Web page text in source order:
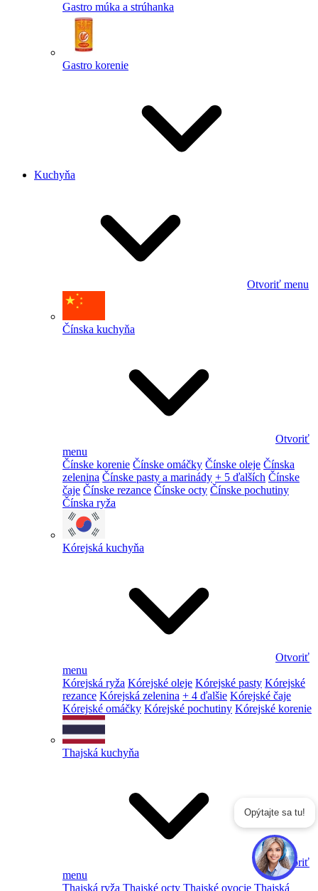
Gastro múka a strúhanka
Gastro korenie
Kuchyňa
Otvoriť menu
Čínska kuchyňa
Otvoriť
menu
Čínske korenie Čínske omáčky Čínske oleje Čínska
zelenina Čínske pasty a marinády + 5 ďalších Čínske
čaje Čínske rezance Čínske octy Čínske pochutiny
Čínska ryža
Kórejská kuchyňa
Otvoriť
menu
Kórejská ryža Kórejské oleje Kórejské pasty Kórejské
rezance Kórejská zelenina + 4 ďalšie Kórejské čaje
Kórejské omáčky Kórejské pochutiny Kórejské korenie
Thajská kuchyňa
Otvoriť
menu
Thajská ryža Thajské octy Thajské ovocie Thajská
Opýtajte sa tu!